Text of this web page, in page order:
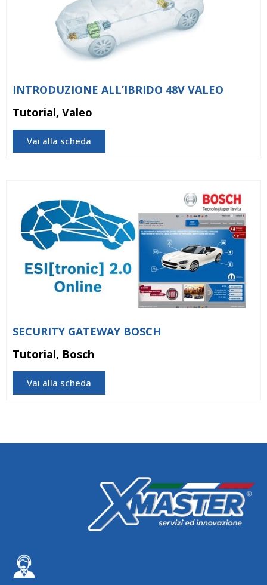
INTRODUZIONE ALL’IBRIDO 48V VALEO
Tutorial, Valeo
Vai alla scheda
SECURITY GATEWAY BOSCH
Tutorial, Bosch
Vai alla scheda